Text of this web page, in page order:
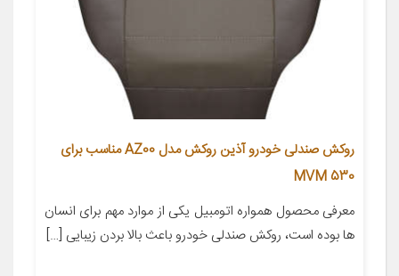
روکش صندلی خودرو آذین روکش مدل AZ00 مناسب برای
MVM 530
معرفی محصول همواره اتومبیل یکی از موارد مهم برای انسان
ها بوده است، روکش صندلی خودرو باعث بالا بردن زیبایی […]